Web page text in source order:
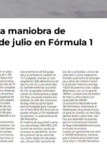
maniobra de
julio en Fórmula 1